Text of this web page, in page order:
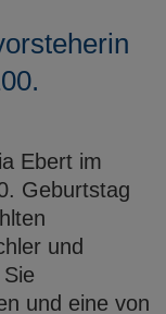
Ebert im
Geburtstag
und
und eine von